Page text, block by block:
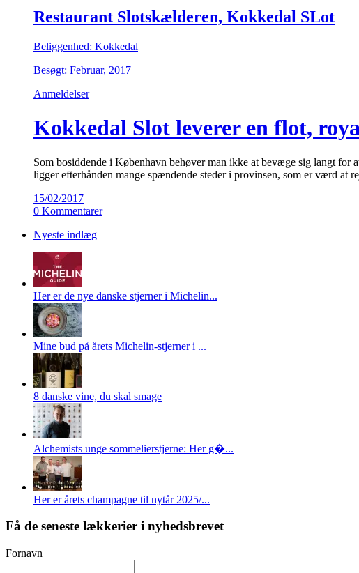
Restaurant Slotskælderen, Kokkedal SLot
Beliggenhed: Kokkedal
Besøgt: Februar, 2017
Anmeldelser
Kokkedal Slot leverer en flot,
Som bosiddende i København behøver man ikke at bevæge sig langt
ligger efterhånden mange spændende steder i provinsen, som er værd at
15/02/2017
0 Kommentarer
Nyeste indlæg
Her er de nye danske stjerner i Michelin...
Mine bud på årets Michelin-stjerner i ...
8 danske vine, du skal smage
Alchemists unge sommelierstjerne: Her g�...
Her er årets champagne til nytår 2025/...
Få de seneste lækkerier i nyhedsbrevet
Fornavn